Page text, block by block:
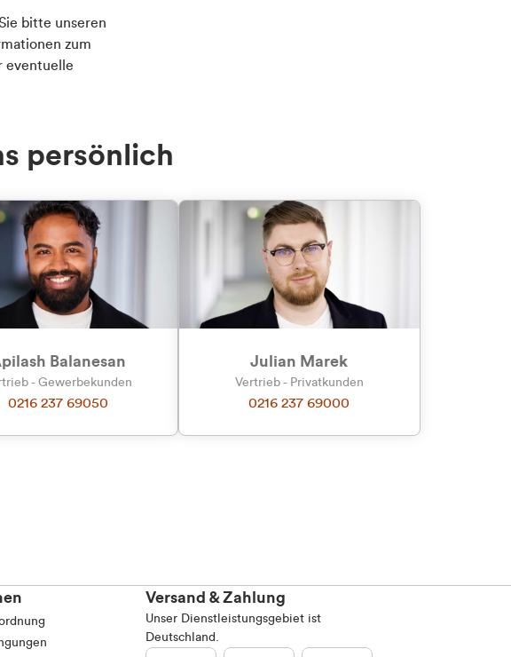
bitte unseren
zum
eventuelle
persönlich
Balanesan
- Gewerbekunden
0216 237 69050
Julian Marek
Vertrieb - Privatkunden
0216 237 69000
Versand & Zahlung
Unser Dienstleistungsgebiet ist
Deutschland.